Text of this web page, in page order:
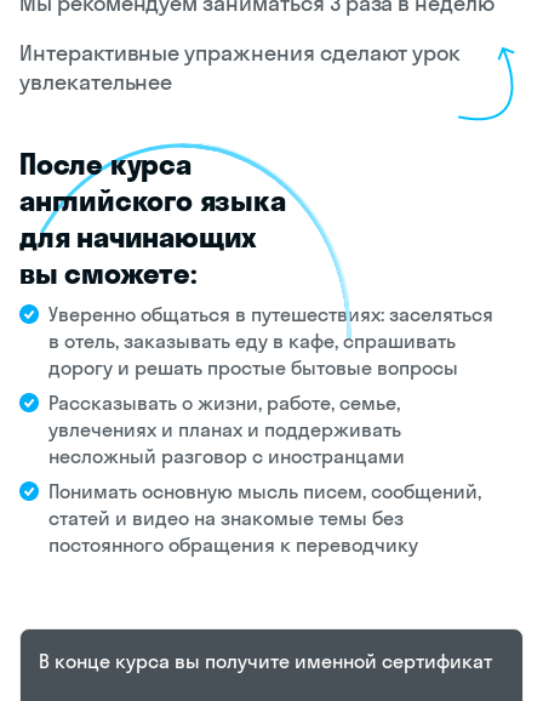
Интерактивные упражнения сделают урок
увлекательнее
После курса
английского языка
для начинающих
вы сможете:
Уверенно общаться в путешествиях: заселяться
в отель, заказывать еду в кафе, спрашивать
дорогу и решать простые бытовые вопросы
Рассказывать о жизни, работе, семье,
увлечениях и планах и поддерживать
несложный разговор с иностранцами
Понимать основную мысль писем, сообщений,
статей и видео на знакомые темы без
постоянного обращения к переводчику
В конце курса вы получите именной сертификат